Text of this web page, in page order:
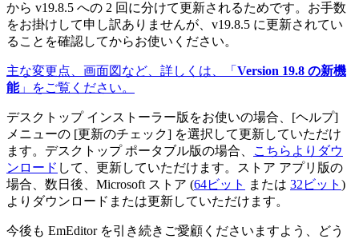
から v19.8.5 への 2 回に分けて更新されるためです。お手数
をお掛けして申し訳ありませんが、v19.8.5 に更新されてい
ることを確認してからお使いください。
主な変更点、画面図など、詳しくは、「 Version 19.8 の新機
能」をご覧ください。
デスクトップ インストーラー版をお使いの場合、[ヘルプ]
メニューの [更新のチェック] を選択して更新していただけ
ます。デスクトップ ポータブル版の場合、
こちらよりダウ
ンロード して、更新していただけます。ストア アプリ版の
場合、数日後、Microsoft ストア (64ビット または 32ビット )
よりダウンロードまたは更新していただけます。
今後も EmEditor を引き続きご愛顧くださいますよう、どう